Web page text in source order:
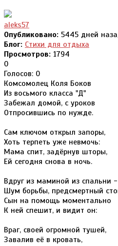
aleks57
Опубликовано: 5445 дней
Блог: Стихи для отдыха
Просмотров: 1794
0
Голосов: 0
Комсомолец Коля Боков
Из восьмого класса "Д"
Забежал домой, с уроков
Отпросившись по нужде.
Сам ключом открыл запоры,
Хоть терпеть уже невмочь:
Мама спит, задёрнув шторы,
Ей сегодня снова в ночь.
Вдруг из маминой из спальни -
Шум борьбы, предсмертный
Сын на помощь моментально
К ней спешит, и видит он:
Враг, своей огромной тушей,
Завалив её в кровать,